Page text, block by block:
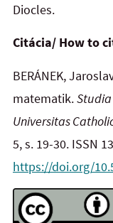
Diocles.
Citácia/ How to
BERÁNEK,
matematik.
Universitas
5, s. 19-30. ISSN
https://doi.org/